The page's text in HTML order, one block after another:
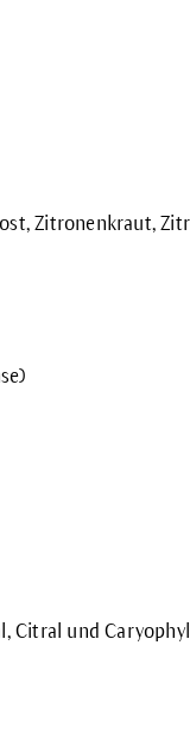
Zitronenkraut,
Citral und